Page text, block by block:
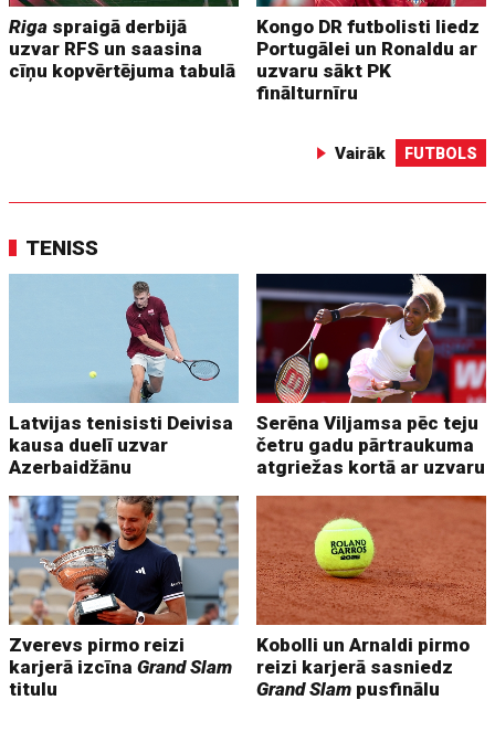
Riga spraigā derbijā
uzvar RFS un saasina
cīņu kopvērtējuma tabulā
Kongo DR futbolisti liedz
Portugālei un Ronaldu ar
uzvaru sākt PK
finālturnīru
Vairāk FUTBOLS
TENISS
Latvijas tenisisti Deivisa
kausa duelī uzvar
Azerbaidžānu
Serēna Viljamsa pēc teju
četru gadu pārtraukuma
atgriežas kortā ar uzvaru
Zverevs pirmo reizi
karjerā izcīnaGrand Slam
titulu
Kobolli un Arnaldi pirmo
reizi karjerā sasniedz
Grand Slam pusfinālu